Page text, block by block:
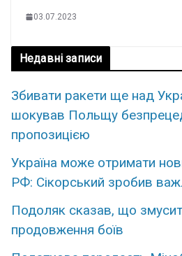
03.07.2023
Недавні записи
Збивати ракети ще над
шокував Польщу
пропозицією
Україна може отримати
РФ: Сікорський зробив
Подоляк сказав, що
продовження боїв